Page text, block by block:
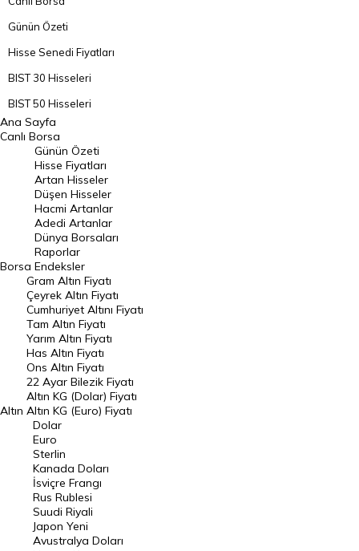
Günün Özeti
Hisse Senedi Fiyatları
BIST 30 Hisseleri
BIST 50 Hisseleri
BIST 100 Hisseleri
En Çok Artan Hisseler
En Çok Düşen Hisseler
Hacmi Artanlar
Geçmiş Kapanışlar
Dünya Borsaları
Raporlar
Endeksler
DÖVİZ
Döviz Kuru
Dolar Kuru
Euro Kuru
Pound Kuru
Frank Kuru
Riyal Kuru
Avustralya Doları
Danimarka Kronu Kuru
Ana Sayfa
Canlı Borsa
Borsa
Günün Özeti
Hisse Fiyatları
Artan Hisseler
Düşen Hisseler
Hacmi Artanlar
Adedi Artanlar
Dünya Borsaları
Raporlar
Endeksler
Altın
Gram Altın Fiyatı
Çeyrek Altın Fiyatı
Cumhuriyet Altını Fiyatı
Tam Altın Fiyatı
Yarım Altın Fiyatı
Has Altın Fiyatı
Ons Altın Fiyatı
22 Ayar Bilezik Fiyatı
Altın KG (Dolar) Fiyatı
Altın KG (Euro) Fiyatı
Dolar
Euro
Sterlin
Kanada Doları
İsviçre Frangı
Rus Rublesi
Suudi Riyali
Japon Yeni
Avustralya Doları